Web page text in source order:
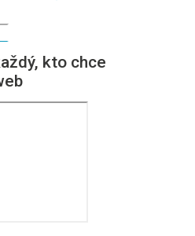
kto chce